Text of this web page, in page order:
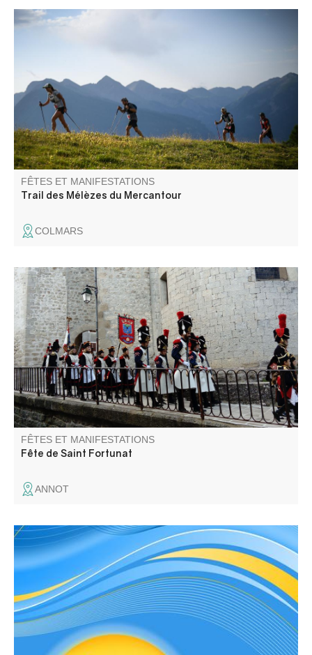
10km-Colletta ainsi que des courses enfants.
FÊTES ET MANIFESTATIONS
Trail des Mélèzes du Mercantour
COLMARS
A la Pentecôte, les défilés de la fanfare et de la Bravade
en costume d'époque napoléonienne, rythment la vie du
village. Retraite aux flambeaux, embrasement du pont,
bals et feu d'artifice se succèdent, la fête foraine s'installe
sur la place.
FÊTES ET MANIFESTATIONS
Fête de Saint Fortunat
ANNOT
Commémoration de l'Armistice et hommage à tous les
morts pour la France